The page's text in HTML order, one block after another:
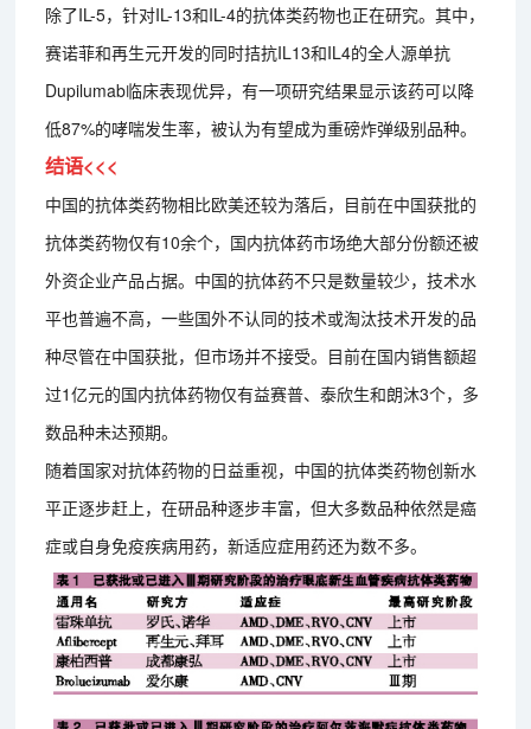
除了IL-5，针对IL-13和IL-4的抗体类药物也正在研究。其中，
赛诺菲和再生元开发的同时拮抗IL13和IL4的全人源单抗
Dupilumab临床表现优异，有一项研究结果显示该药可以降
低87%的哮喘发生率，被认为有望成为重磅炸弹级别品种。
结语<<<
中国的抗体类药物相比欧美还较为落后，目前在中国获批的
抗体类药物仅有10余个，国内抗体药市场绝大部分份额还被
外资企业产品占据。中国的抗体药不只是数量较少，技术水
平也普遍不高，一些国外不认同的技术或淘汰技术开发的品
种尽管在中国获批，但市场并不接受。目前在国内销售额超
过1亿元的国内抗体药物仅有益赛普、泰欣生和朗沐3个，多
数品种未达预期。
随着国家对抗体药物的日益重视，中国的抗体类药物创新水
平正逐步赶上，在研品种逐步丰富，但大多数品种依然是癌
症或自身免疫疾病用药，新适应症用药还为数不多。